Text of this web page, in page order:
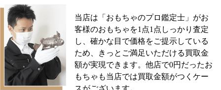
当店は「おもちゃのプロ鑑定士」がお
客様のおもちゃを1点1点しっかり査定
し、確かな目で価格をご提示している
ため、きっとご満足いただける買取金
額が実現できます。他店で0円だったお
もちゃも当店では買取金額がつくケー
スがございます。